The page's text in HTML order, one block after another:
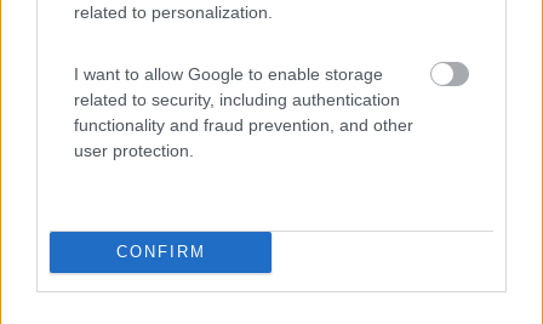
related to personalization.
I want to allow Google to enable storage
related to security, including authentication
functionality and fraud prevention, and other
user protection.
CONFIRM
Monteleone di Spoleto (PG) - 12km